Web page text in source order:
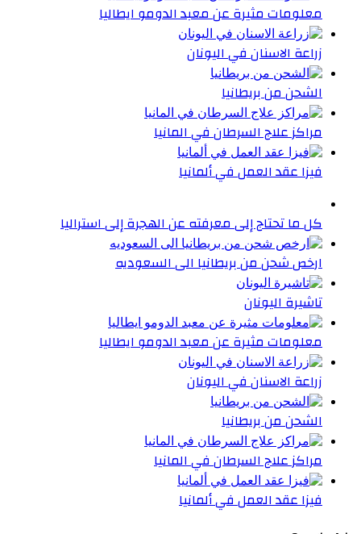
معلومات مثيرة عن معبد الدومو ايطاليا
زراعة الاسنان في اليونان
الشحن من بريطانيا
مراكز علاج السرطان في المانيا
فيزا عقد العمل في ألمانيا
كل ما تحتاج إلى معرفته عن الهجرة إلى استراليا
ارخص شحن من بريطانيا الى السعوديه
تاشيرة اليونان
معلومات مثيرة عن معبد الدومو ايطاليا
زراعة الاسنان في اليونان
الشحن من بريطانيا
مراكز علاج السرطان في المانيا
فيزا عقد العمل في ألمانيا